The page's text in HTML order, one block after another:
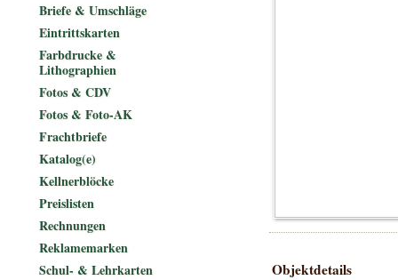
Objektdetails
Briefe & Umschläge
Eintrittskarten
Farbdrucke &
Lithographien
Fotos & CDV
Fotos & Foto-AK
Frachtbriefe
Katalog(e)
Kellnerblöcke
Preislisten
Rechnungen
Reklamemarken
Schul- & Lehrkarten